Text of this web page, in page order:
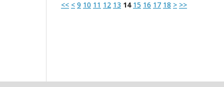
<< < 9 10 11 12 13 14 15 16 17 18 > >>